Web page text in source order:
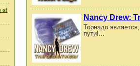
of
Nancy Drew:
Торнадо
пути!...